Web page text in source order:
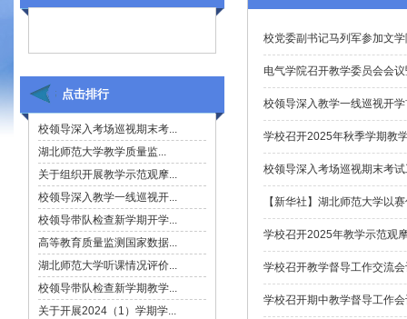
点击排行
校党委副书记马列军参加文
电气学院召开教学委员会会
校领导深入教学一线巡视开
学校召开2025年秋季学期教
校领导深入考场巡视期末考
【新华社】湖北师范大学以
学校召开2025年教学示范观
学校召开教学督导工作交流
学校召开期中教学督导工作